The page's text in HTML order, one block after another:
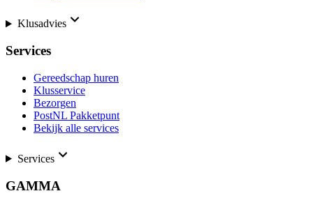
Klusadvies
Services
Gereedschap huren
Klusservice
Bezorgen
PostNL Pakketpunt
Bekijk alle services
Services
GAMMA